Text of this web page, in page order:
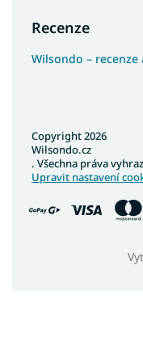
Recenze
Wilsondo –
Copyright 2026
Wilsondo.cz
. Všechna práva
Upravit nastavení